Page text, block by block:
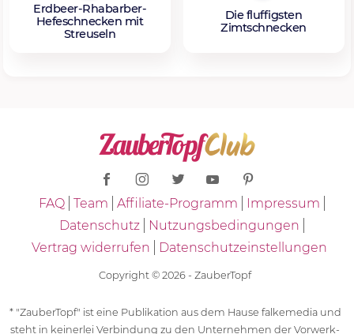
Erdbeer-Rhabarber-
Hefeschnecken mit
Streuseln
Die fluffigsten
Zimtschnecken
FAQ Team Affiliate-Programm
Impressum
Datenschutz
Nutzungsbedingungen
Vertrag widerrufen
Datenschutzeinstellungen
Copyright © 2026 - ZauberTopf
* "ZauberTopf" ist eine Publikation aus dem Hause falkemedia und
steht in keinerlei Verbindung zu den Unternehmen der Vorwerk-